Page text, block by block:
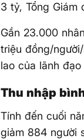
3 tỷ, Tổng Giám
Gần 23.000
triệu đồng/
lao của lãnh
Thu nhập
Tính đến cuối
giảm 884 người